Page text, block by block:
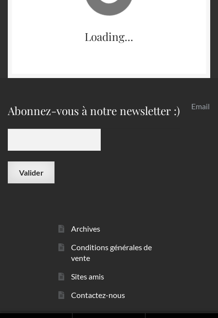
Loading...
Abonnez-vous à notre newsletter :) Email
Archives
Conditions générales de
vente
Sites amis
Contactez-nous